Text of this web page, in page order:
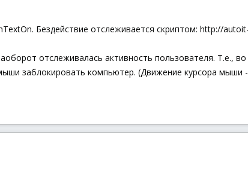
Бездействие отслеживается скриптом: http://autoit-
отслеживалась активность пользователя. Т.е.,
заблокировать компьютер. (Движение курсора мыши